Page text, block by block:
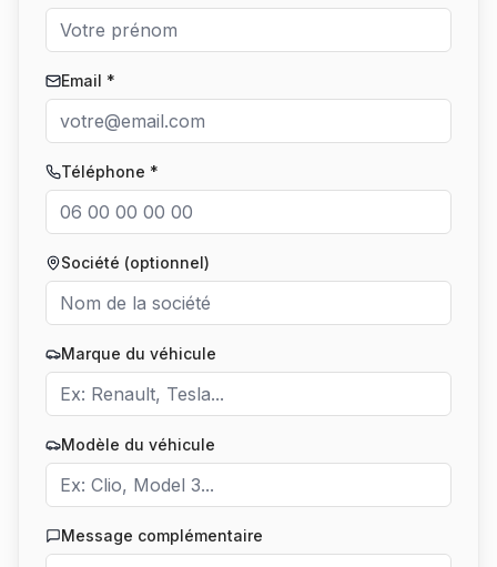
Email *
Téléphone *
Société (optionnel)
Marque du véhicule
Modèle du véhicule
Message complémentaire